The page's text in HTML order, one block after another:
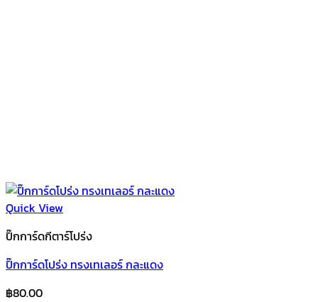
Quick View
ปิ๊กการ์ดกีตาร์โปร่ง
ปิ๊กการ์ดโปร่ง ทรงเทเลอร์ กละแดง
฿80.00